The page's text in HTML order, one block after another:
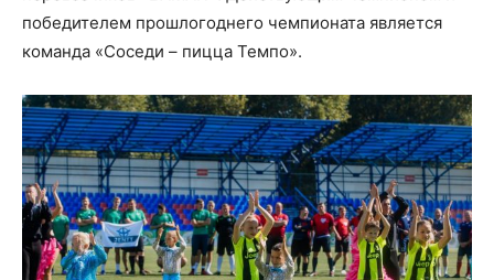
победителем прошлогоднего чемпионата является
команда «Соседи – пицца Темпо».